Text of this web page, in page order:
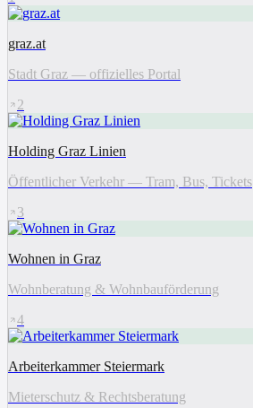
graz.at
Stadt Graz — offizielles Portal
2
Holding Graz Linien
Öffentlicher Verkehr — Tram, Bus, Tickets
3
Wohnen in Graz
Wohnberatung & Wohnbauförderung
4
Arbeiterkammer Steiermark
Mieterschutz & Rechtsberatung